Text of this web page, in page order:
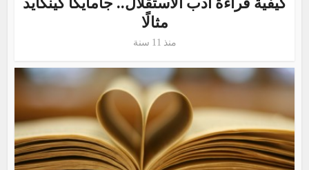
مثالًا
منذ 11 سنة